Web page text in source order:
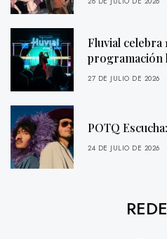
Fluvial celebra
programación
27 DE JULIO DE 2026
POTQ
24 DE JULIO DE 2026